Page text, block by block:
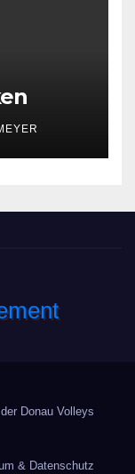
Donau Volleys
& Datenschutz